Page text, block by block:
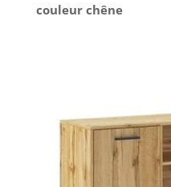
couleur chêne